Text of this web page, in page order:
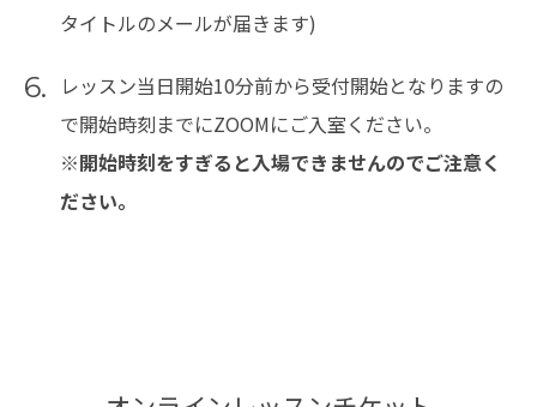
タイトルのメールが届きます)
6.
レッスン当日開始10分前から受付開始となりますの
で開始時刻までにZOOMにご入室ください。
※開始時刻をすぎると入場できませんのでご注意く
ださい。